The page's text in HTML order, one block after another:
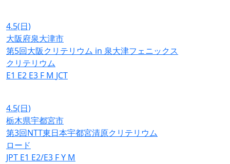
4.5(日)
大阪府泉大津市
第5回大阪クリテリウム in 泉大津フェニックス
クリテリウム
E1 E2 E3 F M JCT
4.5(日)
栃木県宇都宮市
第3回NTT東日本宇都宮清原クリテリウム
ロード
JPT E1 E2/E3 FY M